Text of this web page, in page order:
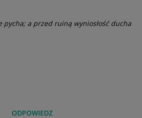
pycha; a przed ruiną wyniosłość ducha
ODPOWIEDZ